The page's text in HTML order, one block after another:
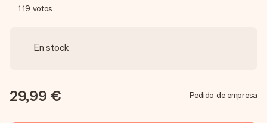
119 votos
En stock
29,99 € Pedido de empresa